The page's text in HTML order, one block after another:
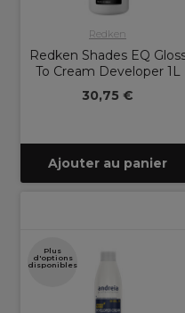
Redken
Redken Shades EQ
To Cream Developer 1L
30,75 €
Ajouter au panier
Plus
d'options
disponibles